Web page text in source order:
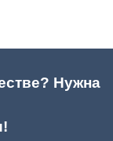
Нужна